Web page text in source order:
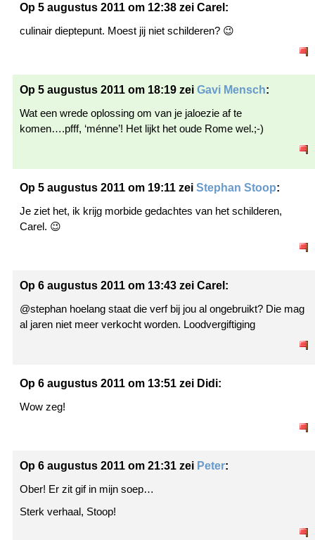
Op 5 augustus 2011 om 12:38 zei Carel:
culinair dieptepunt. Moest jij niet schilderen? 😉
Op 5 augustus 2011 om 18:19 zei Gavi Mensch:
Wat een wrede oplossing om van je jaloezie af te
komen….pfff, ‘ménne’! Het lijkt het oude Rome wel.;-)
Op 5 augustus 2011 om 19:11 zei Stephan Stoop:
Je ziet het, ik krijg morbide gedachtes van het schilderen,
Carel. 😉
Op 6 augustus 2011 om 13:43 zei Carel:
@stephan hoelang staat die verf bij jou al ongebruikt? Die mag
al jaren niet meer verkocht worden. Loodvergiftiging
Op 6 augustus 2011 om 13:51 zei Didi:
Wow zeg!
Op 6 augustus 2011 om 21:31 zei Peter:
Ober! Er zit gif in mijn soep…
Sterk verhaal, Stoop!